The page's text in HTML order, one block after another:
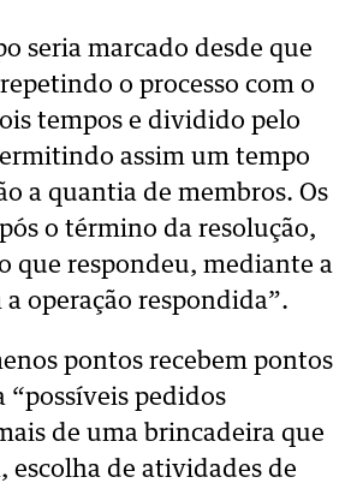
seria marcado desde que
o processo com o
tempos e dividido pelo
assim um tempo
a quantia de membros. Os
o término da resolução,
que respondeu, mediante a
operação respondida”.
pontos recebem pontos
“possíveis pedidos
de uma brincadeira que
escolha de atividades de